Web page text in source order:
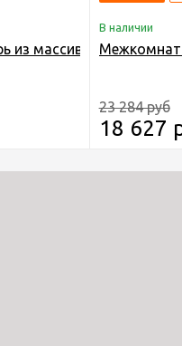
RAL 8028
из массива сосны Граф
В наличии
23 284 руб
18 627